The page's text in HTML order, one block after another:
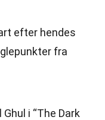
efter hendes
fra
i “The Dark